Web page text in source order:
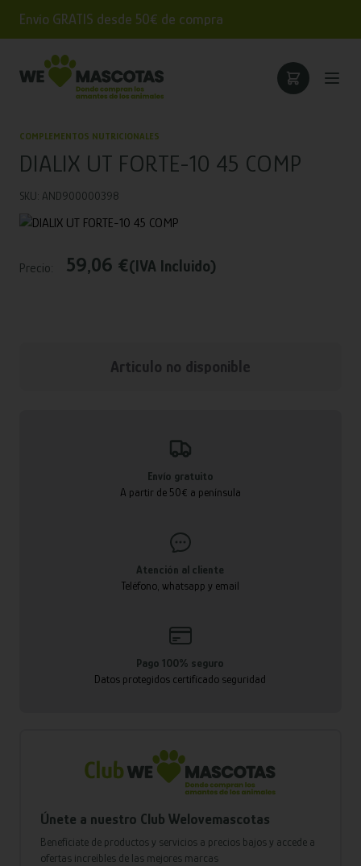
Envío GRATIS desde 50€ de compra
COMPLEMENTOS NUTRICIONALES
DIALIX UT FORTE-10 45 COMP
SKU: AND900000398
Precio: 59,06 €(IVA Incluido)
Articulo no disponible
Envío gratuito
A partir de 50€ a península
Atención al cliente
Teléfono, whatsapp y email
Pago 100% seguro
Datos protegidos certificado seguridad
Únete a nuestro Club Welovemascotas
Benefíciate de productos y servicios a precios bajos y accede a
ofertas increíbles de las mejores marcas